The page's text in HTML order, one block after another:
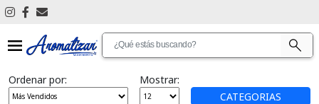
Ordenar por:
Mostrar:
CATEGORIAS
Ver Todos
Antimosquitos